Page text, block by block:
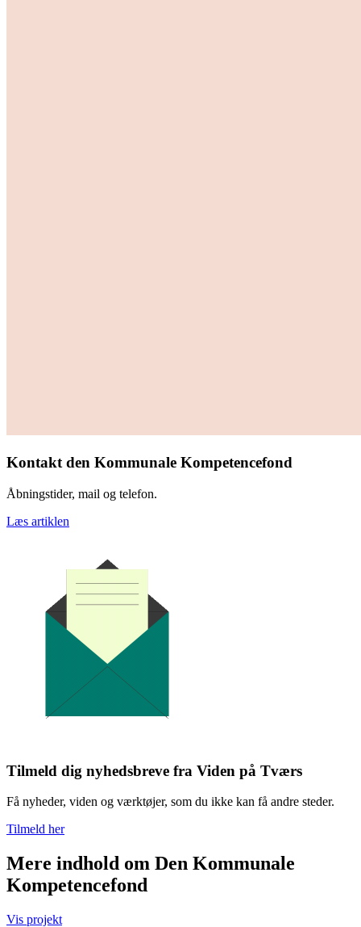
Kontakt den Kommunale Kompetencefond
Åbningstider, mail og telefon.
Læs artiklen
Tilmeld dig nyhedsbreve fra Viden på Tværs
Få nyheder, viden og værktøjer, som du ikke kan få andre steder.
Tilmeld her
Mere indhold om Den Kommunale
Kompetencefond
Vis projekt